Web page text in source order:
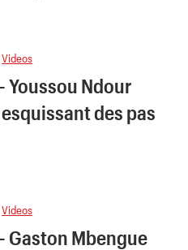
Videos
Youssou Ndour
des pas
Videos
Gaston Mbengue